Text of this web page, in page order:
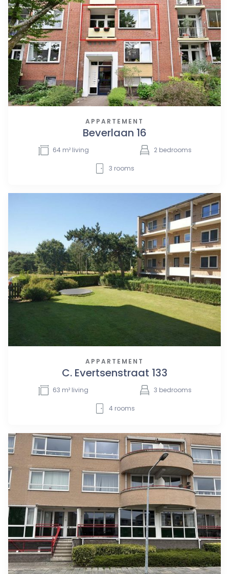
APPARTEMENT
Beverlaan 16
64 m² living 2 bedrooms
3 rooms
APPARTEMENT
C. Evertsenstraat 133
63 m² living 3 bedrooms
4 rooms